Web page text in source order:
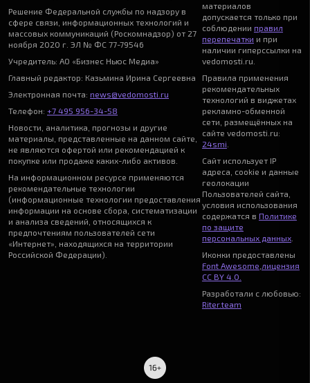
Решение Федеральной службы по надзору в
сфере связи, информационных технологий и
массовых коммуникаций (Роскомнадзор) от 27
ноября 2020 г. ЭЛ № ФС 77-79546
Учредитель: АО «Бизнес Ньюс Медиа»
Главный редактор: Казьмина Ирина Сергеевна
Электронная почта: news@vedomosti.ru
Телефон: +7 495 956-34-58
Новости, аналитика, прогнозы и другие
материалы, представленные на данном сайте,
не являются офертой или рекомендацией к
покупке или продаже каких-либо активов.
На информационном ресурсе применяются
рекомендательные технологии
(информационные технологии предоставления
информации на основе сбора, систематизации
и анализа сведений, относящихся к
предпочтениям пользователей сети
«Интернет», находящихся на территории
Российской Федерации).
материалов
допускается только при
соблюдении правил
перепечатки и при
наличии гиперссылки на
vedomosti.ru.
Правила применения
рекомендательных
технологий в виджетах
рекламно-обменной
сети, размещённых на
сайте vedomosti.ru:
24smi
Сайт использует IP
адреса, cookie и данные
геолокации
Пользователей сайта,
условия использования
содержатся в Политике
по защите
персональных данных.
Иконки предоставлены
Font Awesome лицензия
CC BY 4.0.
Разработали с любовью:
Riter.team